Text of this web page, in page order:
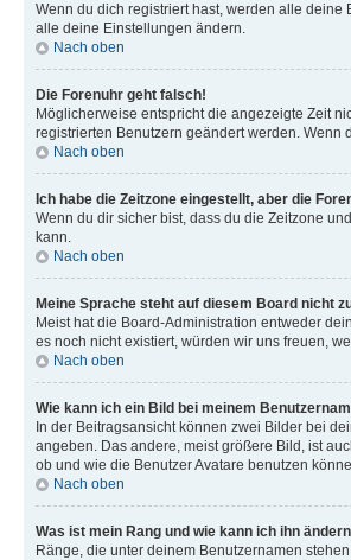
Wenn du dich registriert hast, werden alle deine
alle deine Einstellungen ändern.
Nach oben
Die Forenuhr geht falsch!
Möglicherweise entspricht die angezeigte Zeit
registrierten Benutzern geändert werden. Wenn
Nach oben
Ich habe die Zeitzone eingestellt, aber die
Wenn du dir sicher bist, dass du die Zeitzone
kann.
Nach oben
Meine Sprache steht auf diesem Board nicht
Meist hat die Board-Administration entweder
es noch nicht existiert, würden wir uns freuen,
Nach oben
Wie kann ich ein Bild bei meinem
In der Beitragsansicht können zwei Bilder bei
angeben. Das andere, meist größere Bild, ist
ob und wie die Benutzer Avatare benutzen
Nach oben
Was ist mein Rang und wie kann ich ihn
Ränge, die unter deinem Benutzernamen